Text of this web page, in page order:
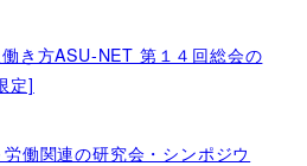
き方ASU-NET 第１４回総会の
定]
働関連の研究会・シンポジウ